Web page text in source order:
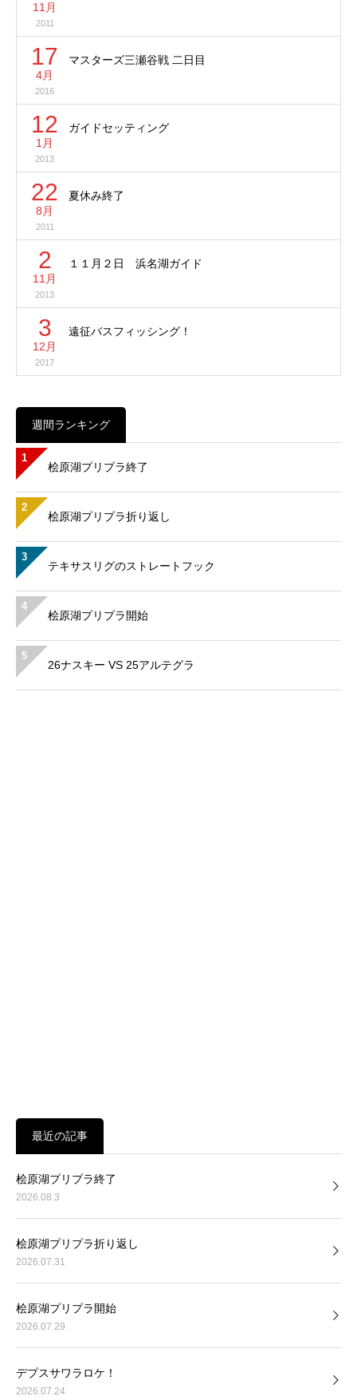
11月
2011
17
4月
2016
マスターズ三瀬谷戦 二日目
12
1月
2013
ガイドセッティング
22
8月
2011
夏休み終了
2
11月
2013
１１月２日 浜名湖ガイド
3
12月
2017
遠征バスフィッシング！
週間ランキング
1
桧原湖プリプラ終了
2
桧原湖プリプラ折り返し
3
テキサスリグのストレートフック
4
桧原湖プリプラ開始
5
26ナスキー VS 25アルテグラ
最近の記事
桧原湖プリプラ終了
2026.08.3
桧原湖プリプラ折り返し
2026.07.31
桧原湖プリプラ開始
2026.07.29
デプスサワラロケ！
2026.07.24